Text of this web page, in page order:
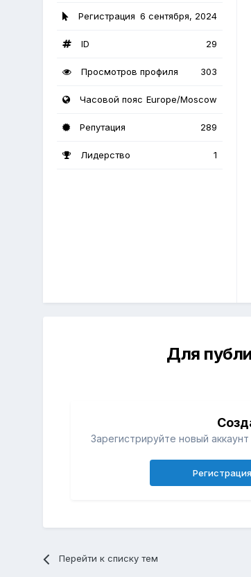
Регистрация 6 сентября, 2024
ID 29
Просмотров профиля 303
Часовой пояс Europe/Moscow
Репутация 289
Лидерство 1
Для
Зарегистрируйте новый
Перейти к списку тем